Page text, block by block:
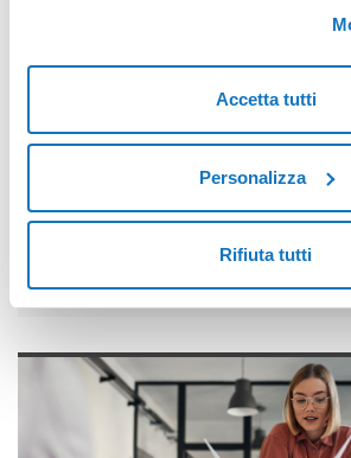
Accetta tutti
Personalizza
Rifiuta tutti
POTREBBERO INTERESSARTI
Consegna documenti e istanze: ora
e SPID